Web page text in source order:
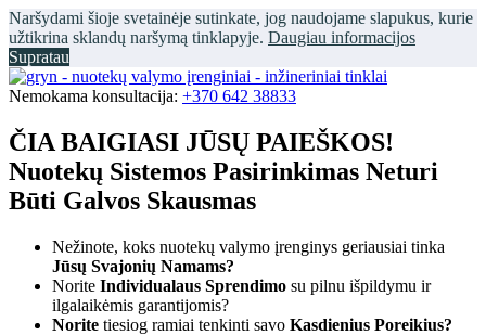
Naršydami šioje svetainėje sutinkate, jog naudojame slapukus, kurie
užtikrina sklandų naršymą tinklapyje. Daugiau informacijos
Supratau
Nemokama konsultacija: +370 642 38833
ČIA BAIGIASI JŪSŲ PAIEŠKOS!
Nuotekų Sistemos Pasirinkimas Neturi
Būti Galvos Skausmas
Nežinote, koks nuotekų valymo įrenginys geriausiai tinka
Jūsų Svajonių Namams?
Norite Individualaus Sprendimo su pilnu išpildymu ir
ilgalaikėmis garantijomis?
Norite tiesiog ramiai tenkinti savo Kasdienius Poreikius?